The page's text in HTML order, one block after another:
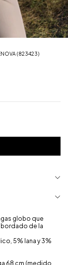
(823423)
globo que
bordado de la
5% lana y 3%
68 cm (medido